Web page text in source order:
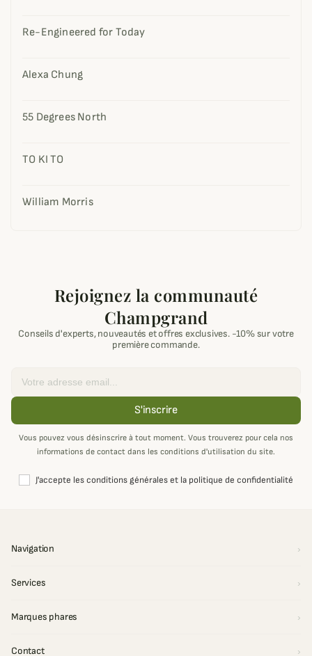
Re-Engineered for Today
Alexa Chung
55 Degrees North
TO KI TO
William Morris
Rejoignez la communauté
Champgrand
Conseils d'experts, nouveautés et offres exclusives. -10% sur votre
première commande.
S'inscrire
Vous pouvez vous désinscrire à tout moment. Vous trouverez pour cela nos
informations de contact dans les conditions d'utilisation du site.
J'accepte les conditions générales et la politique de confidentialité
Navigation
Services
Marques phares
Contact